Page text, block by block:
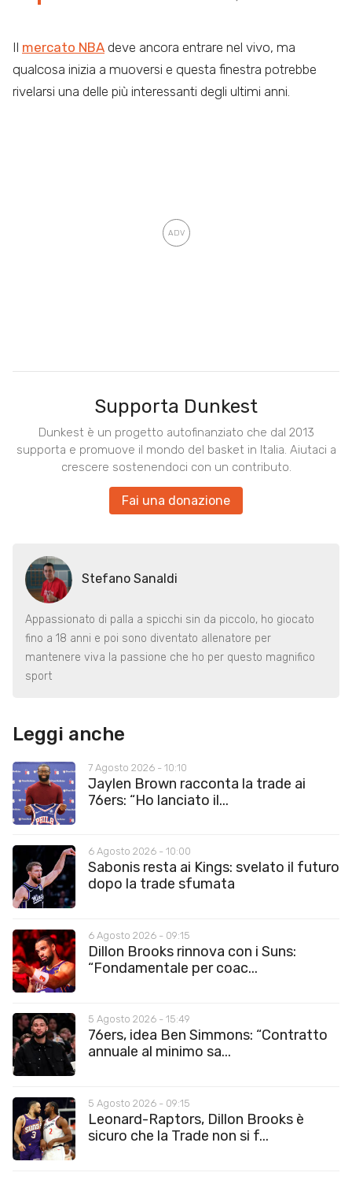
Il mercato NBA deve ancora entrare nel vivo, ma
qualcosa inizia a muoversi e questa finestra potrebbe
rivelarsi una delle più interessanti degli ultimi anni.
Supporta Dunkest
Dunkest è un progetto autofinanziato che dal 2013
supporta e promuove il mondo del basket in Italia. Aiutaci a
crescere sostenendoci con un contributo.
Fai una donazione
Stefano Sanaldi
Appassionato di palla a spicchi sin da piccolo, ho giocato
fino a 18 anni e poi sono diventato allenatore per
mantenere viva la passione che ho per questo magnifico
sport
Leggi anche
7 Agosto 2026 - 10:10
Jaylen Brown racconta la trade ai
76ers: “Ho lanciato il...
6 Agosto 2026 - 10:00
Sabonis resta ai Kings: svelato il futuro
dopo la trade sfumata
6 Agosto 2026 - 09:15
Dillon Brooks rinnova con i Suns:
“Fondamentale per coac...
5 Agosto 2026 - 15:49
76ers, idea Ben Simmons: “Contratto
annuale al minimo sa...
5 Agosto 2026 - 09:15
Leonard-Raptors, Dillon Brooks è
sicuro che la Trade non si f...